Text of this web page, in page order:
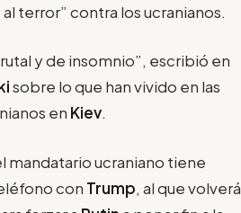
terror” contra los ucranianos.
y de insomnio”, escribió en
sobre lo que han vivido en las
en Kiev.
mandatario ucraniano tiene
con Trump, al que volverá